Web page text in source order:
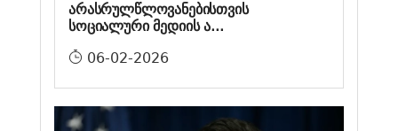
არასრულწლოვანებისთვის
სოციალური მედიის ა...
06-02-2026